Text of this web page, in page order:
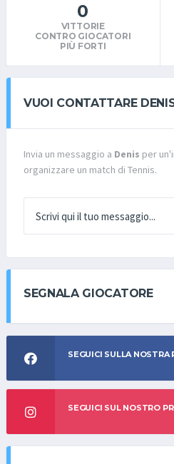
0
VITTORIE
CONTRO GIOCATORI
PIÙ FORTI
VUOI CONTATTARE
Invia un messaggio a Denis per
organizzare un match di Tennis.
SEGNALA GIOCATORE
SEGUICI SULLA NOSTRA
SEGUICI SUL NOSTRO